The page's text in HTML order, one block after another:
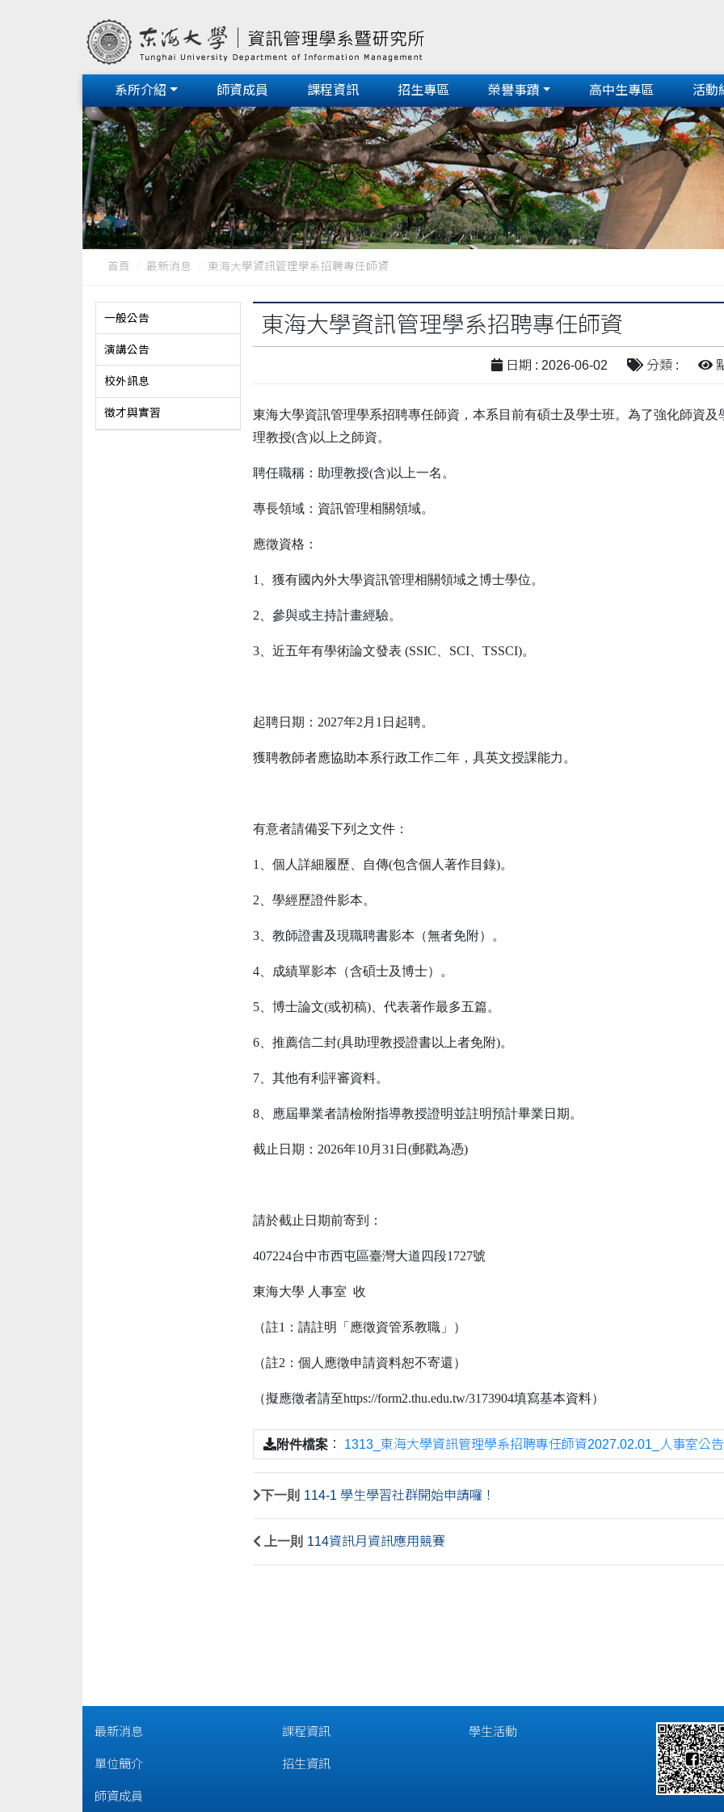
系所介紹 師資成員 課程資訊 招生專區 榮譽事蹟 高中生專區 活動
首頁 最新消息 東海大學資訊管理學系招聘專任師資
一般公告
演講公告
校外訊息
徵才與實習
東海大學資訊管理學系招聘專任師資
日期 : 2026-06-02 分類 :
東海大學資訊管理學系招聘專任師資，本系目前有碩士及學士班。為了強化師資
理教授(含)以上之師資。
聘任職稱：助理教授(含)以上一名。
專長領域：資訊管理相關領域。
應徵資格：
1、獲有國內外大學資訊管理相關領域之博士學位。
2、參與或主持計畫經驗。
3、近五年有學術論文發表 (SSIC、SCI、TSSCI)。
起聘日期：2027年2月1日起聘。
獲聘教師者應協助本系行政工作二年，具英文授課能力。
有意者請備妥下列之文件：
1、個人詳細履歷、自傳(包含個人著作目錄)。
2、學經歷證件影本。
3、教師證書及現職聘書影本（無者免附）。
4、成績單影本（含碩士及博士）。
5、博士論文(或初稿)、代表著作最多五篇。
6、推薦信二封(具助理教授證書以上者免附)。
7、其他有利評審資料。
8、應屆畢業者請檢附指導教授證明並註明預計畢業日期。
截止日期：2026年10月31日(郵戳為憑)
請於截止日期前寄到：
407224台中市西屯區臺灣大道四段1727號
東海大學 人事室 收
（註1：請註明「應徵資管系教職」）
（註2：個人應徵申請資料恕不寄還）
（擬應徵者請至https://form2.thu.edu.tw/3173904填寫基本資料）
附件檔案 ： 1313_東海大學資訊管理學系招聘專任師資2027.02.01_人事室公
下一則 114-1 學生學習社群開始申請囉！
上一則 114資訊月資訊應用競賽
最新消息
單位簡介
師資成員
課程資訊
招生資訊
學生活動